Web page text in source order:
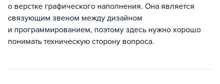
о верстке графического наполнения. Она является
связующим звеном между дизайном
и программированием, поэтому здесь нужно хорошо
понимать техническую сторону вопроса.